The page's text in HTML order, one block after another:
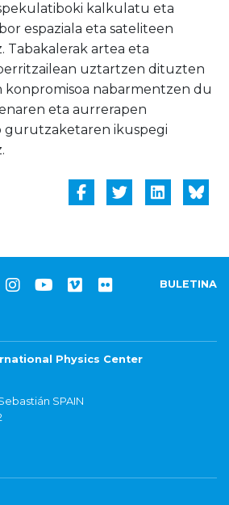
kalkulatu eta
espaziala eta sateliteen
Tabakalerak artea eta
uztartzen dituzten
nabarmentzen du
eta aurrerapen
gurutzaketaren ikuspegi
BULETINA
Physics Center
SPAIN